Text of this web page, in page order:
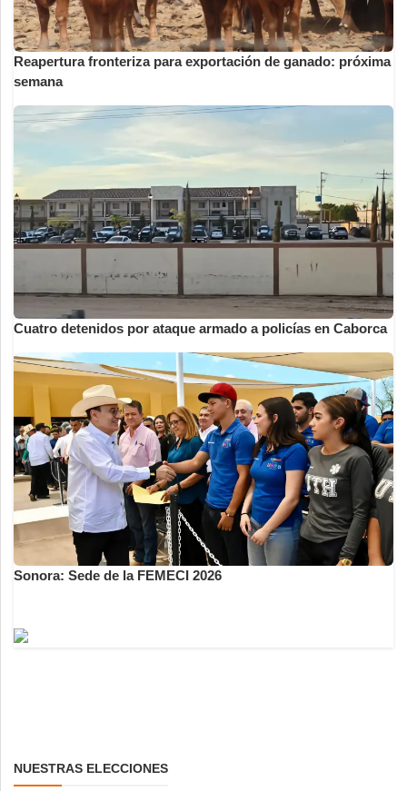
Reapertura fronteriza para exportación de ganado: próxima
semana
Cuatro detenidos por ataque armado a policías en Caborca
Sonora: Sede de la FEMECI 2026
NUESTRAS ELECCIONES